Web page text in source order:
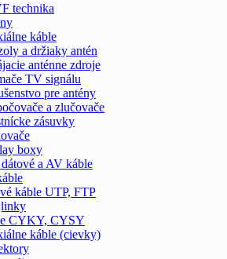
technika
káble
a držiaky antén
anténne zdroje
TV signálu
pre antény
a zlučovače
zásuvky
boxy
a AV káble
káble UTP, FTP
CYKY, CYSY
káble (cievky)